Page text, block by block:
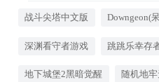
喜
战斗尖塔中文版 Downgeon(
深渊看守者游戏 跳跳乐幸存
地下城堡2黑暗觉醒 随机地